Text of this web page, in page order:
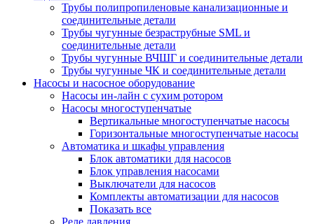
Трубы полипропиленовые канализационные и
соединительные детали
Трубы чугунные безраструбные SML и
соединительные детали
Трубы чугунные ВЧШГ и соединительные детали
Трубы чугунные ЧК и соединительные детали
Насосы и насосное оборудование
Насосы ин-лайн с сухим ротором
Насосы многоступенчатые
Вертикальные многоступенчатые насосы
Горизонтальные многоступенчатые насосы
Автоматика и шкафы управления
Блок автоматики для насосов
Блок управления насосами
Выключатели для насосов
Комплекты автоматизации для насосов
Показать все
Реле давления